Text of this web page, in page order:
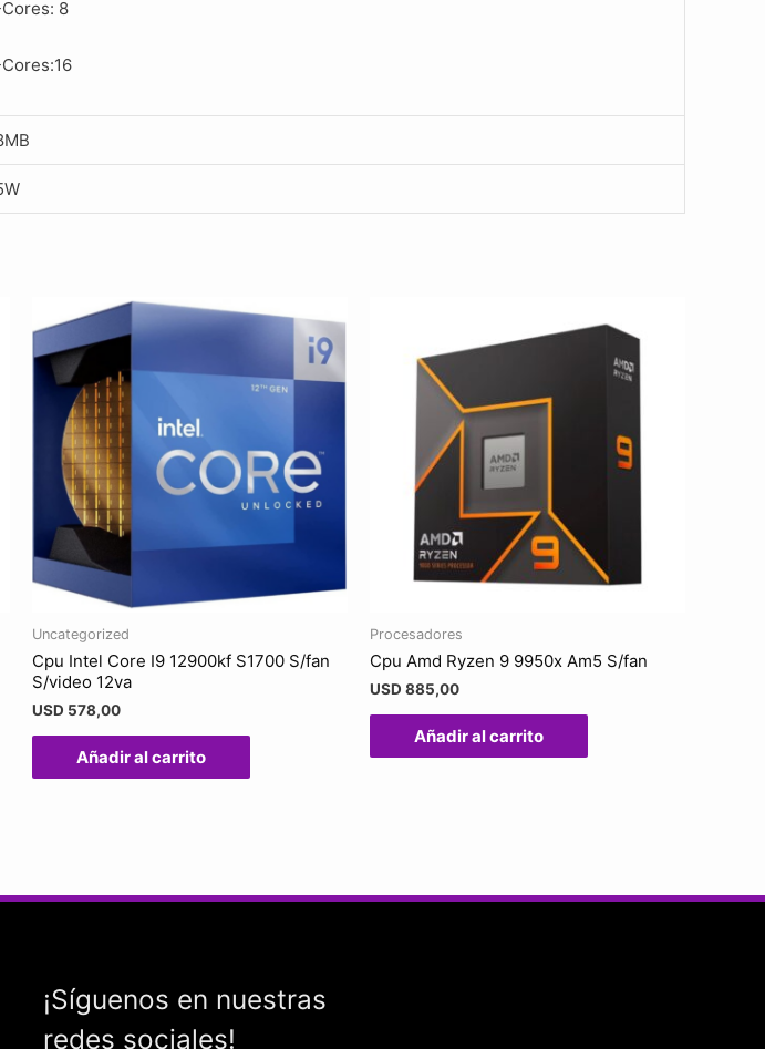
8
Uncategorized
Cpu Intel Core I9 12900kf S1700 S/fan
S/video 12va
USD 578,00
Añadir al carrito
Procesadores
Cpu Amd Ryzen 9 9950x Am5 S/fan
USD 885,00
Añadir al carrito
¡Síguenos en nuestras
redes sociales!